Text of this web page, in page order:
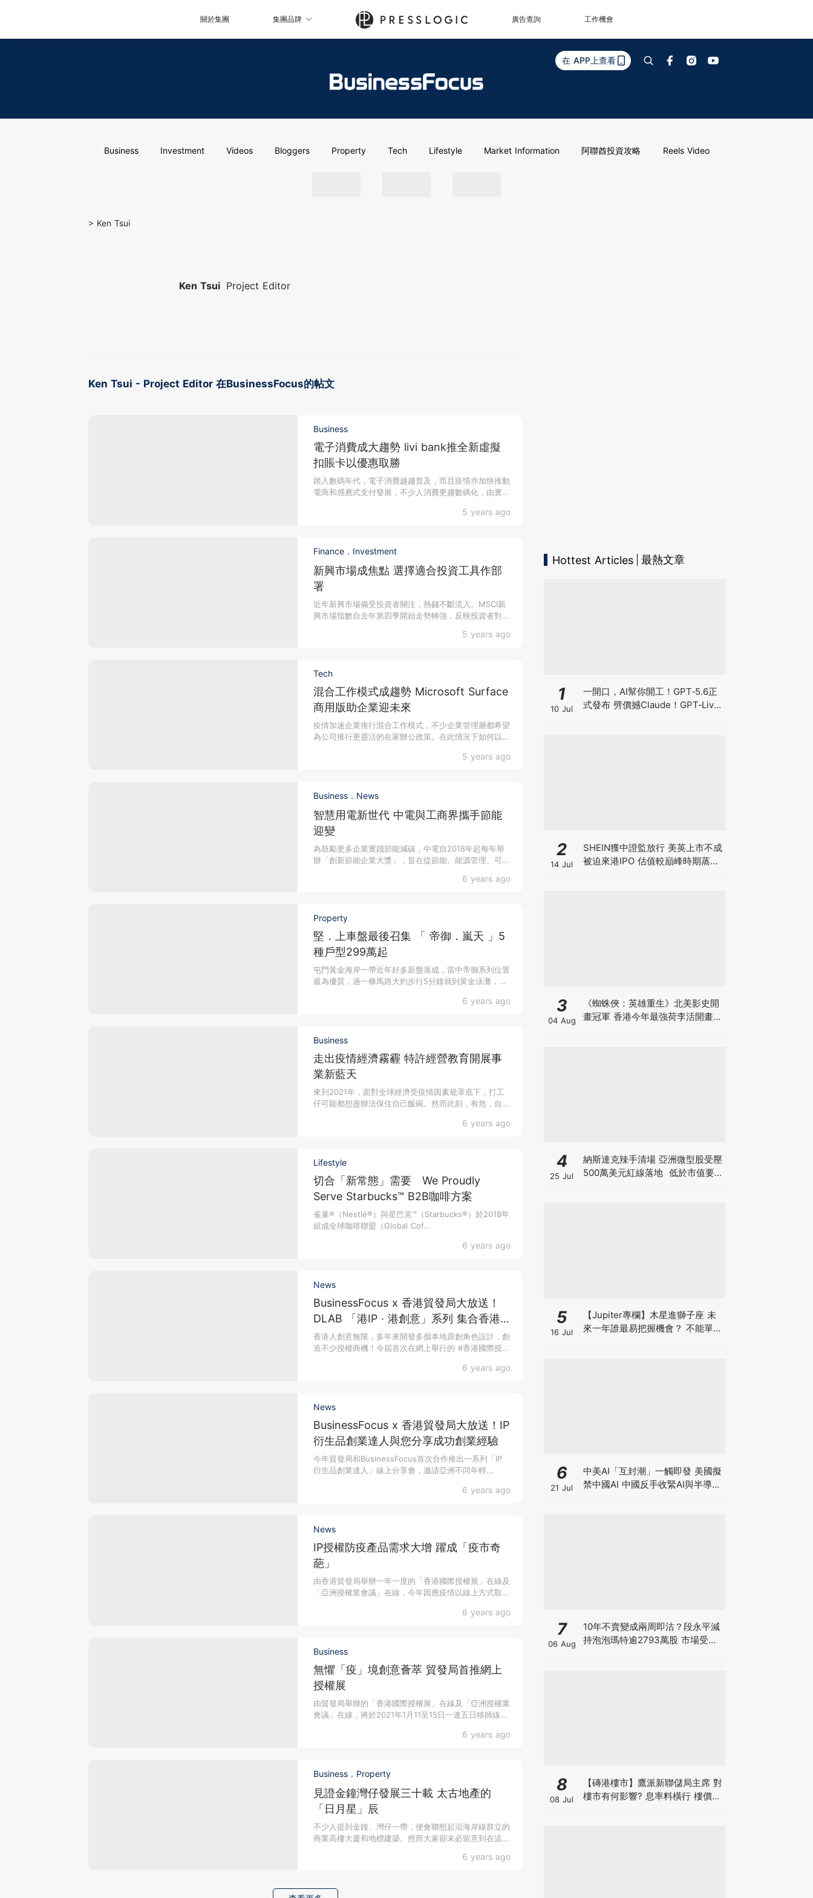
關於集團 集團品牌 廣告查詢 工作機會
在 APP上查看
Business Investment Videos Bloggers Property Tech Lifestyle Market Information 阿聯酋投資攻略 Reels Video
> Ken Tsui
Ken Tsui Project Editor
Ken Tsui - Project Editor 在BusinessFocus的帖文
Business
電子消費成大趨勢 livi bank推全新虛擬
扣賬卡以優惠取勝
踏入數碼年代，電子消費越趨普及，而且疫情亦加快推動
電商和感應式支付發展，不少人消費更趨數碼化，由實體
5 years ago
Finance．Investment
新興市場成焦點 選擇適合投資工具作部
署
近年新興市場備受投資者關注，熱錢不斷流入。MSCI新
興市場指數自去年第四季開始走勢轉強，反映投資者對新
5 years ago
Tech
混合工作模式成趨勢 Microsoft Surface
商用版助企業迎未來
疫情加速企業推行混合工作模式，不少企業管理層都希望
為公司推行更靈活的在家辦公政策。在此情況下如何以科
5 years ago
Business．News
智慧用電新世代 中電與工商界攜手節能
迎變
為鼓勵更多企業實踐節能減碳，中電自2018年起每年舉
辦「創新節能企業大獎」，旨在從節能、能源管理、可再
6 years ago
Property
堅．上車盤最後召集 「 帝御．嵐天 」5
種戶型299萬起
屯門黃金海岸一帶近年好多新盤落成，當中帝御系列位置
最為優質，過一條馬路大約步行5分鐘就到黃金泳灘，對
6 years ago
Business
走出疫情經濟霧霾 特許經營教育開展事
業新藍天
來到2021年，面對全球經濟受疫情因素籠罩底下，打工
仔可能都想盡辦法保住自己飯碗。然而此刻，有危，自然
6 years ago
Lifestyle
切合「新常態」需要 We Proudly
Serve Starbucks™ B2B咖啡方案
雀巢®（Nestlé®）與星巴克™（Starbucks®）於2018年
組成全球咖啡聯盟（Global Cof...
6 years ago
News
BusinessFocus x 香港貿發局大放送！
DLAB 「港IP · 港創意」系列 集合香港
本地年輕創意力量
香港人創意無限，多年來開發多個本地原創角色設計，創
造不少授權商機！今屆首次在網上舉行的 #香港國際授權
6 years ago
News
BusinessFocus x 香港貿發局大放送！IP
衍生品創業達人與您分享成功創業經驗
今年貿發局和BusinessFocus首次合作推出一系列「IP
衍生品創業達人」線上分享會，邀請亞洲不同年輕...
6 years ago
News
IP授權防疫產品需求大增 躍成「疫市奇
葩」
由香港貿發局舉辦一年一度的「香港國際授權展」在線及
「亞洲授權業會議」在線，今年因應疫情以線上方式取代
6 years ago
Business
無懼「疫」境創意薈萃 貿發局首推網上
授權展
由貿發局舉辦的「香港國際授權展」在線及「亞洲授權業
會議」在線，將於2021年1月11至15日一連五日移師線
6 years ago
Business．Property
見證金鐘灣仔發展三十載 太古地產的
「日月星」辰
不少人提到金鐘、灣仔一帶，便會聯想起沿海岸線群立的
商業高樓大廈和地標建築。然而大家卻未必留意到在這繁
6 years ago
Hottest Articles 最熱文章
1
10 Jul
一開口，AI幫你開工！GPT‑5.6正
式發布 劈價撼Claude！GPT‑Live
2
14 Jul
SHEIN獲中證監放行 美英上市不成
被迫來港IPO 估值較巔峰時期蒸發
3
04 Aug
《蜘蛛俠：英雄重生》北美影史開
畫冠軍 香港今年最強荷李活開畫
4
25 Jul
納斯達克辣手清場 亞洲微型股受壓
500萬美元紅線落地 低於市值要
5
16 Jul
【Jupiter專欄】木星進獅子座 未
來一年誰最易把握機會？ 不能單靠
6
21 Jul
中美AI「互封潮」一觸即發 美國擬
禁中國AI 中國反手收緊AI與半導體
7
06 Aug
10年不賣變成兩周即沽？段永平減
持泡泡瑪特逾2793萬股 市場受驚
8
08 Jul
【磚港樓市】鷹派新聯儲局主席 對
樓市有何影響? 息率料橫行 樓價或